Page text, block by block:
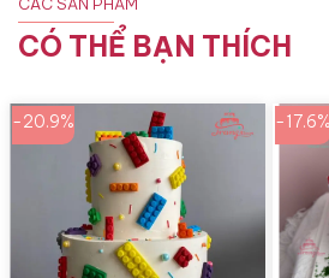
CÓ THỂ BẠN THÍCH
-20.9% -17.6%